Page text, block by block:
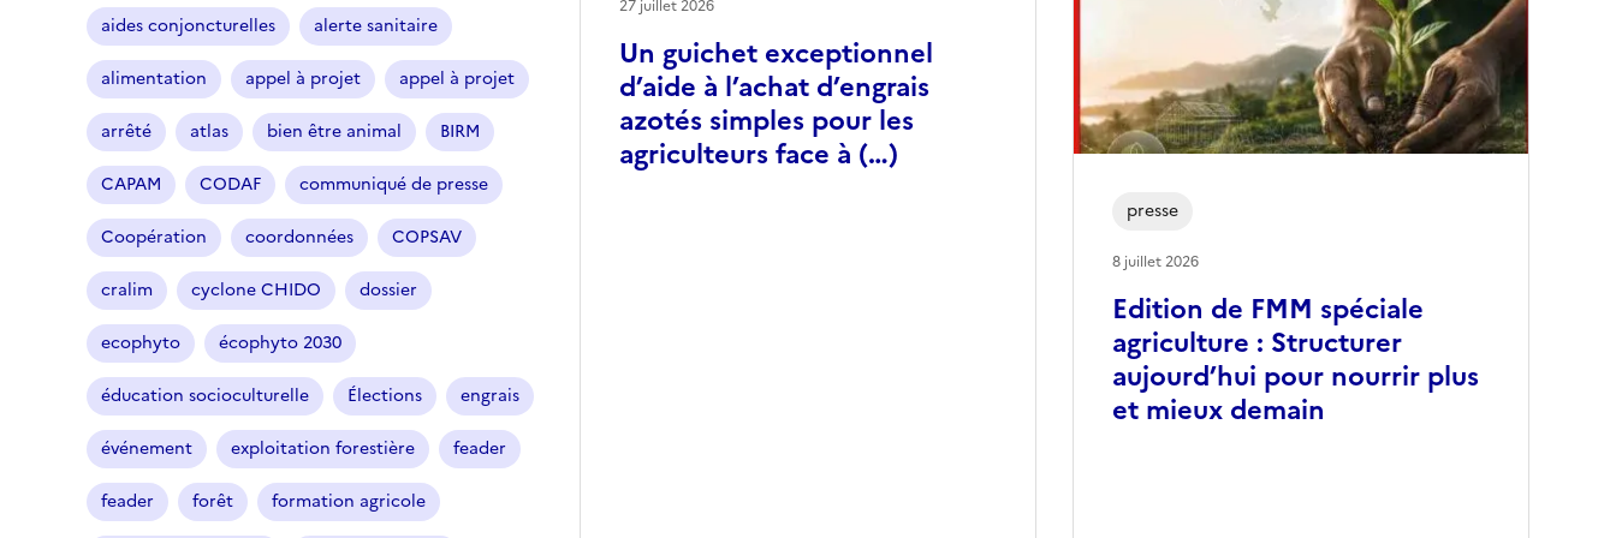
aides conjoncturelles alerte sanitaire
alimentation appel à projet appel à projet
arrêté atlas bien être animal BIRM
CAPAM CODAF communiqué de presse
Coopération coordonnées COPSAV
cralim cyclone CHIDO dossier
ecophyto écophyto 2030
éducation socioculturelle Élections engrais
événement exploitation forestière feader
feader forêt formation agricole
Un guichet exceptionnel
d’aide à l’achat d’engrais
azotés simples pour les
agriculteurs face à (…)
27 juillet 2026
Edition de FMM spéciale
agriculture : Structurer
aujourd’hui pour nourrir plus
et mieux demain
presse
8 juillet 2026